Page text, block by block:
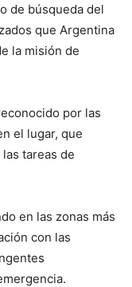
de búsqueda del
que Argentina
la misión de
por las
el lugar, que
tareas de
en las zonas más
con las